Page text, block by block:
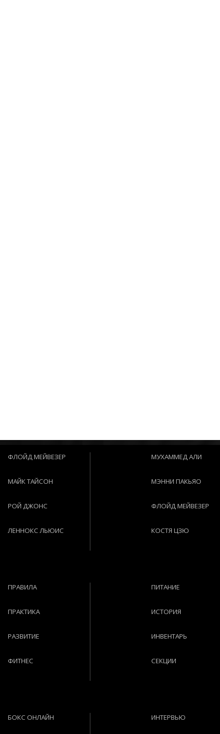
ФЛОЙД МЕЙВЕЗЕР
МАЙК ТАЙСОН
РОЙ ДЖОНС
ЛЕННОКС ЛЬЮИС
МУХАММЕД АЛИ
МЭННИ ПАКЬЯО
ФЛОЙД МЕЙВЕЗЕР
КОСТЯ ЦЗЮ
ПРАВИЛА
ПРАКТИКА
РАЗВИТИЕ
ФИТНЕС
ПИТАНИЕ
ИСТОРИЯ
ИНВЕНТАРЬ
СЕКЦИИ
БОКС ОНЛАЙН ИНТЕРВЬЮ